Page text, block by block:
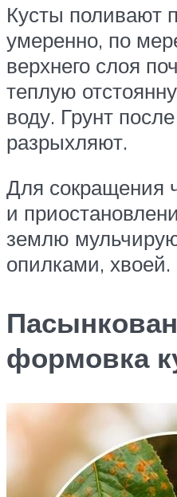
Кусты поливают
умеренно, по
верхнего слоя
теплую
воду. Грунт после
разрыхляют.
Для сокращения
и
землю
опилками, хвоей.
формовка